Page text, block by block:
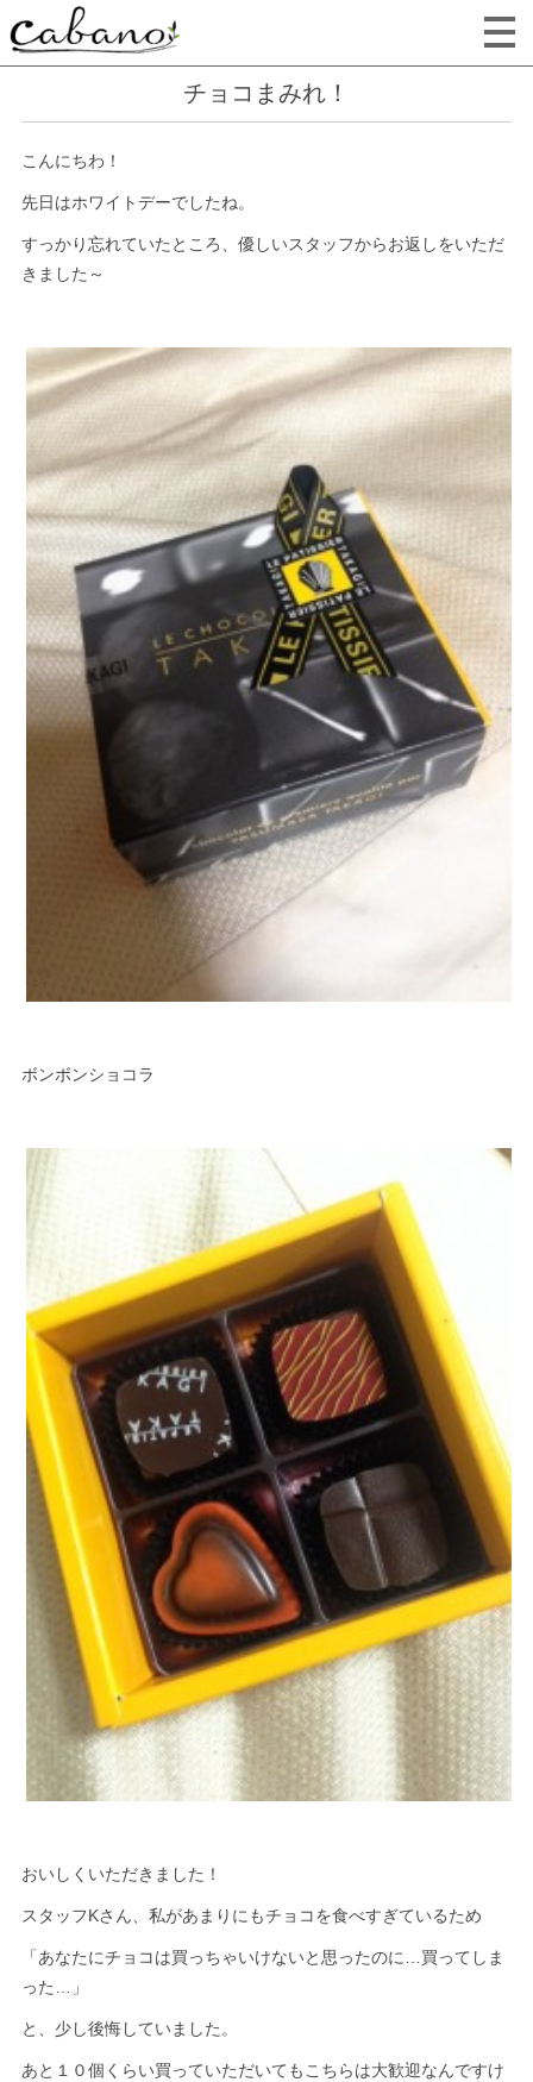
チョコまみれ！
こんにちわ！
先日はホワイトデーでしたね。
すっかり忘れていたところ、優しいスタッフからお返しをいただ
きました～
ボンボンショコラ
おいしくいただきました！
スタッフKさん、私があまりにもチョコを食べすぎているため
「あなたにチョコは買っちゃいけないと思ったのに…買ってしま
った…」
と、少し後悔していました。
あと１０個くらい買っていただいてもこちらは大歓迎なんですけ